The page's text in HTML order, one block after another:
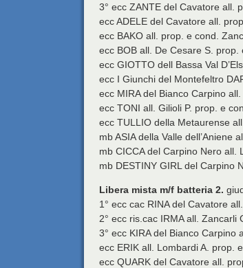
3° ecc ZANTE del Cavatore all.
ecc ADELE del Cavatore all.
ecc BAKO all. prop. e cond.
ecc BOB all. De Cesare S.
ecc GIOTTO dell Bassa Val
ecc I Giunchi del Montefeltro
ecc MIRA del Bianco Carpino
ecc TONI all. Gilioli P. prop. e
ecc TULLIO della Metaurense
mb ASIA della Valle dell’Aniene
mb CICCA del Carpino Nero all.
mb DESTINY GIRL del Carpino
Libera mista m/f batteria 2.
1° ecc cac RINA del Cavatore
2° ecc ris.cac IRMA all.
3° ecc KIRA del Bianco Carpino
ecc ERIK all. Lombardi A. prop.
ecc QUARK del Cavatore all.